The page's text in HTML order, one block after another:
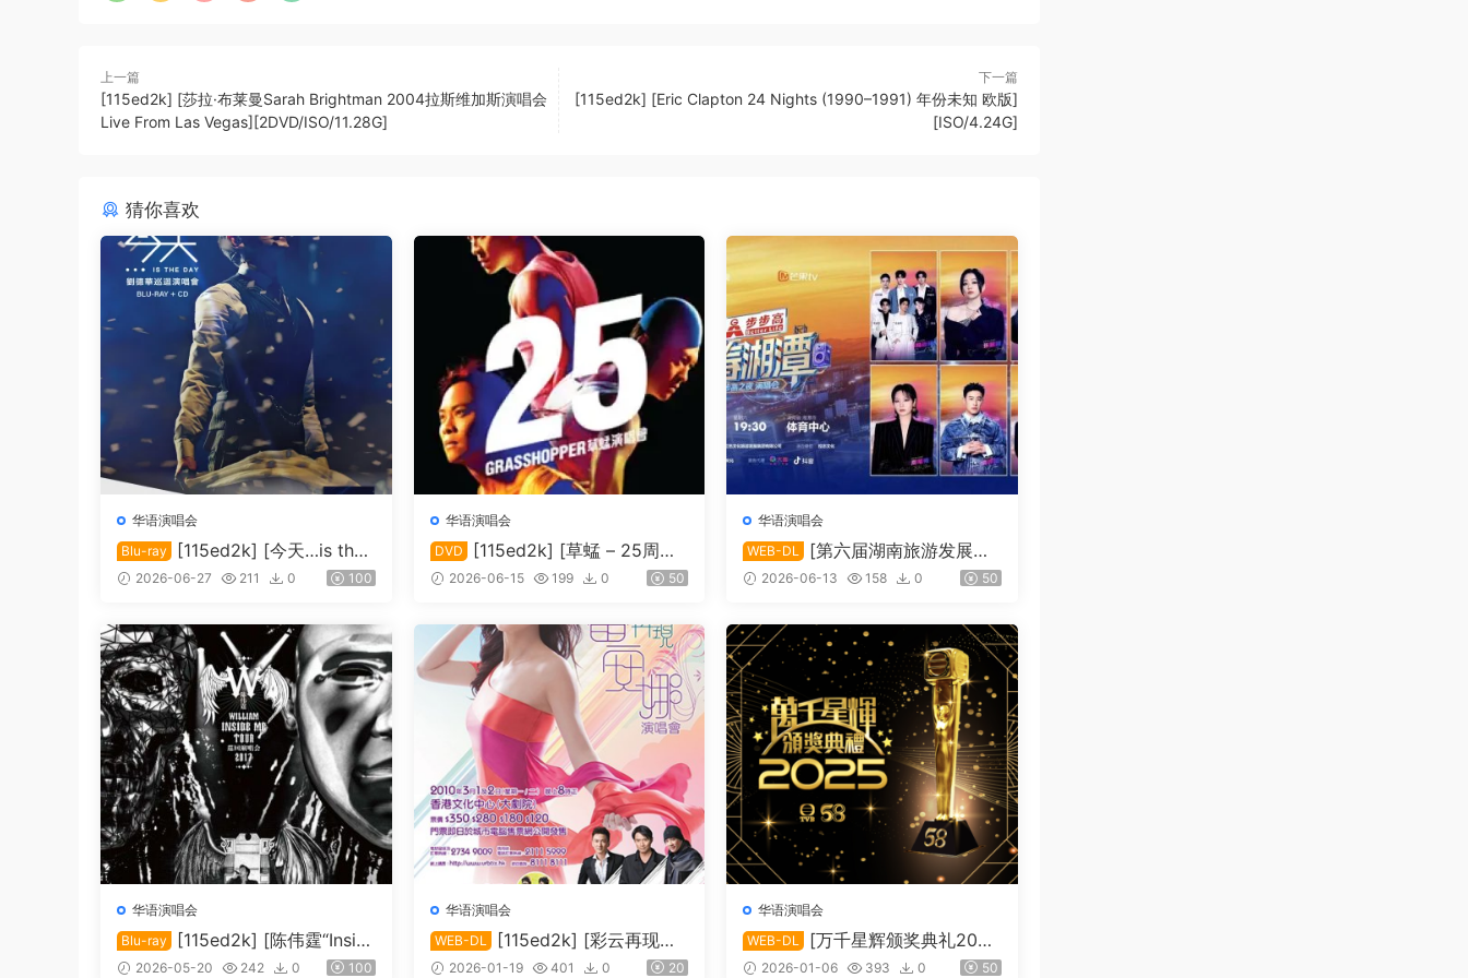
上一篇
[115ed2k] [莎拉·布莱曼Sarah Brightman 2004拉斯维加斯演唱会
Live From Las Vegas][2DVD/ISO/11.28G]
下一篇
[115ed2k] [Eric Clapton 24 Nights (1990–1991) 年份未知 欧版]
[ISO/4.24G]
猜你喜欢
华语演唱会
Blu-ray
[115ed2k] [今天…is the
Day 刘德华巡回演唱会][Blu-ray
2026-06-27 211 0 100
华语演唱会
DVD
[115ed2k] [草蜢 – 25周年
演唱会2010 Karaoke][ISO/6.76
2026-06-15 199 0 50
华语演唱会
WEB-DL
[第六届湖南旅游发展大
会·青春湘潭演唱会][1080i FEED
2026-06-13 158 0 50
华语演唱会
Blu-ray
[115ed2k] [陈伟霆“Insid
e Me”巡回演唱会][Bluray 1080i
2026-05-20 242 0 100
华语演唱会
WEB-DL
[115ed2k] [彩云再现雷
安娜演唱会][1080i.HDTV.H264.
2026-01-19 401 0 20
华语演唱会
WEB-DL
[万千星辉颁奖典礼202
5][1080i.HDTV.H264.DD5.1][T
2026-01-06 393 0 50